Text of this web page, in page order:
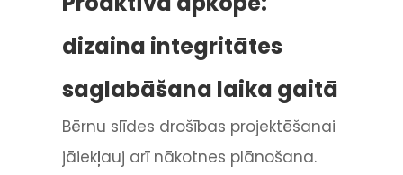
dizaina integritātes
saglabāšana laika gaitā
Bērnu slīdes drošības projektēšanai
jāiekļauj arī nākotnes plānošana.